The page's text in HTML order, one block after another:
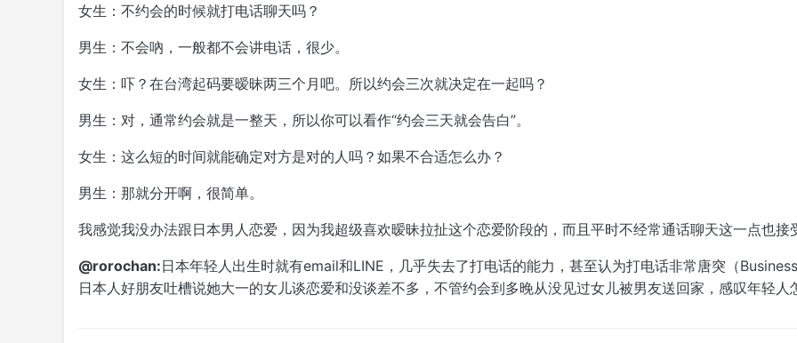
女生：不约会的时候就打电话聊天吗？
男生：不会吶，一般都不会讲电话，很少。
女生：吓？在台湾起码要暧昧两三个月吧。所以约会三次就决定在一起吗？
男生：对，通常约会就是一整天，所以你可以看作“约会三天就会告白”。
女生：这么短的时间就能确定对方是对的人吗？如果不合适怎么办？
男生：那就分开啊，很简单。
我感觉我没办法跟日本男人恋爱，因为我超级喜欢暧昧拉扯这个恋爱阶段的，而且平时不经常通话聊天这一点也接
@rorochan:日本年轻人出生时就有email和LINE，几乎失去了打电话的能力，甚至认为打电话非常唐突（
日本人好朋友吐槽说她大一的女儿谈恋爱和没谈差不多，不管约会到多晚从没见过女儿被男友送回家，感叹年轻人